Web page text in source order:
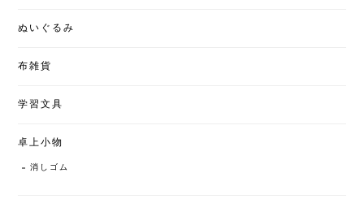
ぬいぐるみ
布雑貨
学習文具
卓上小物
消しゴム